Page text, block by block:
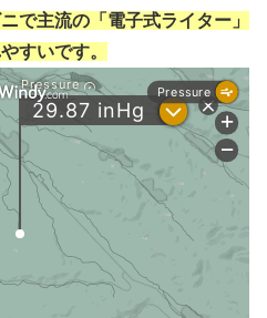
で主流の「電子式ライター」
すいです。